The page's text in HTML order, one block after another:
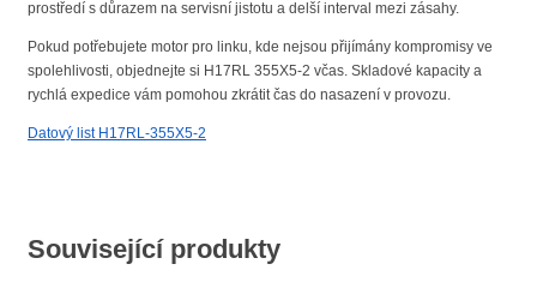
prostředí s důrazem na servisní jistotu a delší interval mezi zásahy.
Pokud potřebujete motor pro linku, kde nejsou přijímány kompromisy ve
spolehlivosti, objednejte si H17RL 355X5-2 včas. Skladové kapacity a
rychlá expedice vám pomohou zkrátit čas do nasazení v provozu.
Datový list H17RL-355X5-2
Související produkty